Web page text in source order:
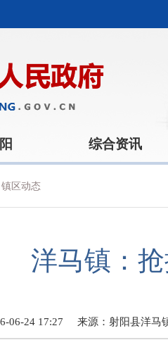
综合资讯
镇区动态
洋马镇：
06-24 17:27 来源： 射阳县洋马